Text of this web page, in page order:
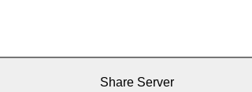
Share Server